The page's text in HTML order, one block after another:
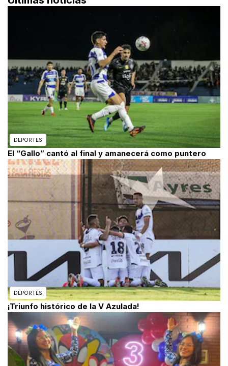
DEPORTES
El “Gallo” cantó al final y amanecerá como puntero
DEPORTES
¡Triunfo histórico de la V Azulada!